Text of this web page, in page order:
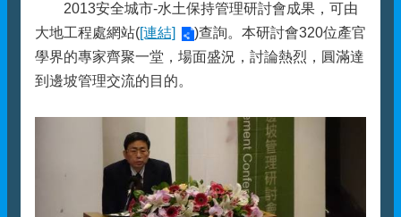
2013安全城市-水土保持管理研討會成果，可由
大地工程處網站([連結]
)查詢。本研討會320位產官
學界的專家齊聚一堂，場面盛況，討論熱烈，圓滿達
到邊坡管理交流的目的。